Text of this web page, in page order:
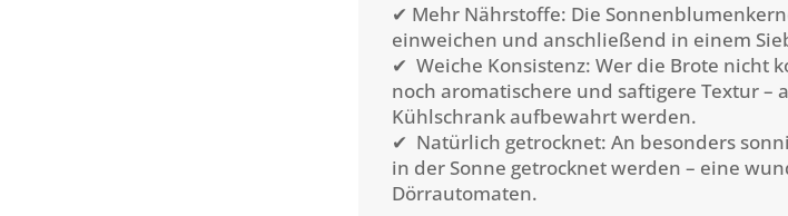
✔ Mehr Nährstoffe: Die
einweichen und anschließend in einem
✔ Weiche Konsistenz: Wer die Brote nicht
noch aromatischere und saftigere Textur –
Kühlschrank aufbewahrt werden.
✔ Natürlich getrocknet: An besonders
in der Sonne getrocknet werden – eine
Dörrautomaten.